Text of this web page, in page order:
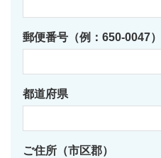
郵便番号（例：650-0047）
都道府県
ご住所（市区郡）